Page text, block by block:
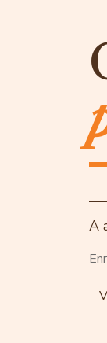
A